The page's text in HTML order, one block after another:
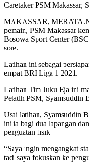
Caretaker PSM Makassar,
MAKASSAR,
pemain, PSM Makassar
Bosowa Sport Center
sore.
Latihan ini sebagai
empat BRI Liga 1 2021.
Latihan Tim Juku Eja ini
Pelatih PSM, Syamsuddin
Usai latihan, Syamsuddin
ini ia bagi dua lapangan
penguatan fisik.
“Saya ingin mengangkat
tadi saya fokuskan ke